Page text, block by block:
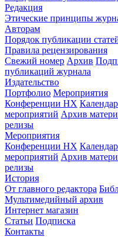
Редакция
Этические принципы
Авторам
Порядок публикации
Правила рецензирования
Свежий номер Архив
публикаций журнала
Издательство
Портфолио Мероприятия
Конференции НХ
мероприятий Архив
релизы
Мероприятия
Конференции НХ
мероприятий Архив
релизы
История
От главного редактора
Мультимедийный архив
Интернет магазин
Статьи Подписка
Контакты